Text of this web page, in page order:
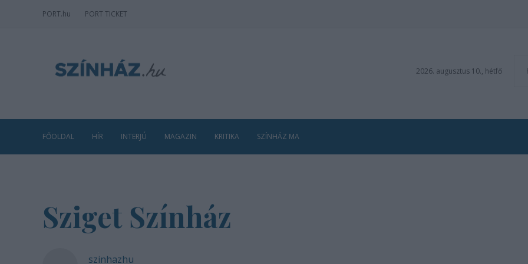
PORT.hu PORT TICKET
2026. augusztus 10., hétfő
FŐOLDAL HÍR INTERJÚ MAGAZIN KRITIKA SZÍNHÁZ MA
Sziget Színház
szinhazhu